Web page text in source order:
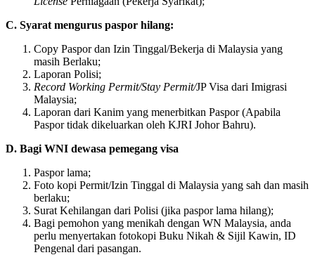
C. Syarat mengurus paspor hilang:
Copy Paspor dan Izin Tinggal/Bekerja di Malaysia yang
masih Berlaku;
Laporan Polisi;
Record Working Permit/Stay Permit/JP Visa dari Imigrasi
Malaysia;
Laporan dari Kanim yang menerbitkan Paspor (Apabila
Paspor tidak dikeluarkan oleh KJRI Johor Bahru).
D. Bagi WNI dewasa pemegang visa
Paspor lama;
Foto kopi Permit/Izin Tinggal di Malaysia yang sah dan masih
berlaku;
Surat Kehilangan dari Polisi (jika paspor lama hilang);
Bagi pemohon yang menikah dengan WN Malaysia, anda
perlu menyertakan fotokopi Buku Nikah & Sijil Kawin, ID
Pengenal dari pasangan.